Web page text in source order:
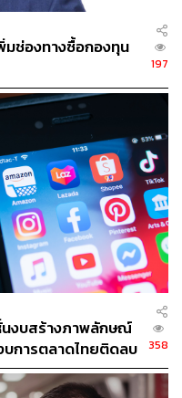
?hl=th
status/138233400
?hl=th
?hl=th
?hl=th
?hl=th
?hl=th
มช่องทางซื้อกองทุน
197
นงบสร้างภาพลักษณ์
บการตลาดไทยติดลบ
358